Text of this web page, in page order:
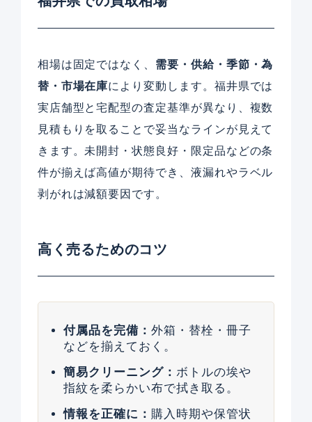
相場は固定ではなく、 需要・供給・季節・為
替・市場在庫により変動します。福井県では
実店舗型と宅配型の査定基準が異なり、複数
見積もりを取ることで妥当なラインが見えて
きます。未開封・状態良好・限定品などの条
件が揃えば高値が期待でき、液漏れやラベル
剥がれは減額要因です。
高く売るためのコツ
付属品を完備： 外箱・替栓・冊子
などを揃えておく。
簡易クリーニング： ボトルの埃や
指紋を柔らかい布で拭き取る。
情報を正確に： 購入時期や保管状